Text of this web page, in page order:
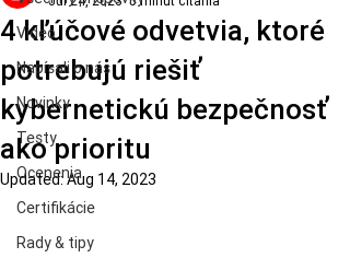
Video
Napísali o nás
Novinky
Testy
Ocenenia
Certifikácie
Rady & tipy
4 kľúčové odvetvia, ktoré
potrebujú riešiť
kybernetickú bezpečnosť
ako prioritu
Updated:Aug 14, 2023